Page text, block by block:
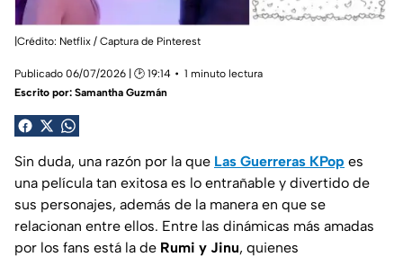
|Crédito: Netflix / Captura de Pinterest
Publicado 06/07/2026 | 🕑 19:14
1 minuto lectura
Escrito por: Samantha Guzmán
Sin duda, una razón por la que Las Guerreras KPop es
una película tan exitosa es lo entrañable y divertido de
sus personajes, además de la manera en que se
relacionan entre ellos. Entre las dinámicas más amadas
por los fans está la de Rumi y Jinu, quienes